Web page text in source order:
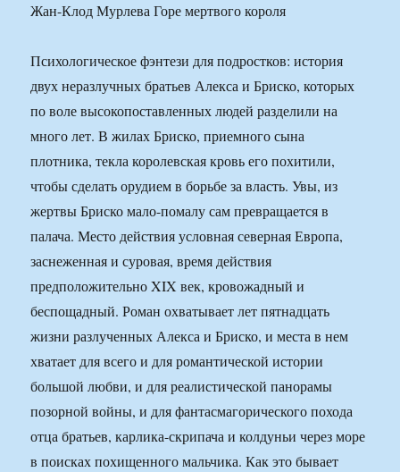
Жан-Клод Мурлева Горе мертвого короля
Психологическое фэнтези для подростков: история
двух неразлучных братьев Алекса и Бриско, которых
по воле высокопоставленных людей разделили на
много лет. В жилах Бриско, приемного сына
плотника, текла королевская кровь его похитили,
чтобы сделать орудием в борьбе за власть. Увы, из
жертвы Бриско мало-помалу сам превращается в
палача. Место действия условная северная Европа,
заснеженная и суровая, время действия
предположительно XIX век, кровожадный и
беспощадный. Роман охватывает лет пятнадцать
жизни разлученных Алекса и Бриско, и места в нем
хватает для всего и для романтической истории
большой любви, и для реалистической панорамы
позорной войны, и для фантасмагорического похода
отца братьев, карлика-скрипача и колдуньи через море
в поисках похищенного мальчика. Как это бывает